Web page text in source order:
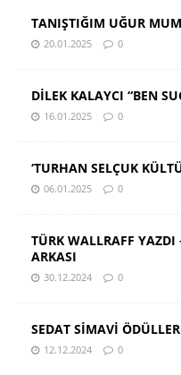
TANIŞTIĞIM UĞUR
20.01.2025 0
DİLEK KALAYCI “BEN
16.01.2025 0
‘TURHAN SELÇUK
06.01.2025 0
TÜRK WALLRAFF
ARKASI
30.12.2024 0
SEDAT SİMAVİ
12.12.2024 0